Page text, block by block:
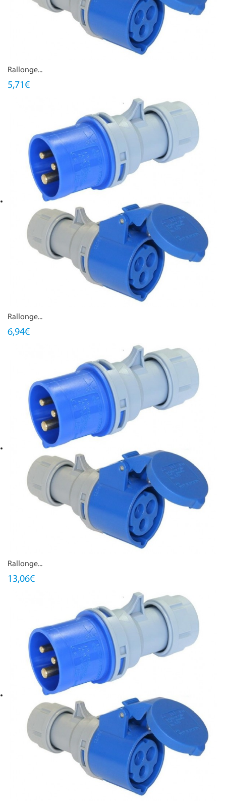
Rallonge...
5,71€
Rallonge...
6,94€
Rallonge...
13,06€